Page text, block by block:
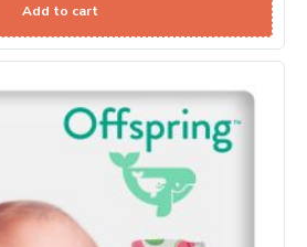
Add to cart